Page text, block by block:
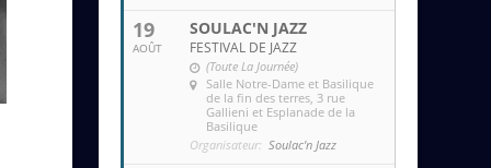
19
AOÛT
SOULAC'N JAZZ
FESTIVAL DE JAZZ
(Toute La Journée)
Salle Notre-Dame et Basilique
de la fin des terres , 3 rue
Gallieni et Esplanade de la
Basilique
Organisateur: Soulac'n Jazz